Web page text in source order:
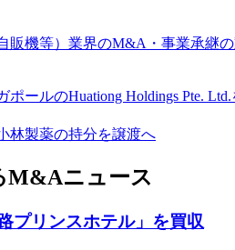
販機等）業界のM&A・事業承継
ールのHuationg Holdings Pte.
林製薬の持分を譲渡へ
M&Aニュース
プリンスホテル」を買収